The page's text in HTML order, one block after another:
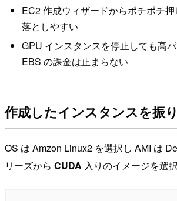
EC2 作成ウィザードからポチポチ
落としやすい
GPU インスタンスを停止しても高
EBS の課金は止まらない
作成したインスタンスを振
OS は Amzon Linux2 を選択し AMI は
リーズから CUDA 入りのイメージを選